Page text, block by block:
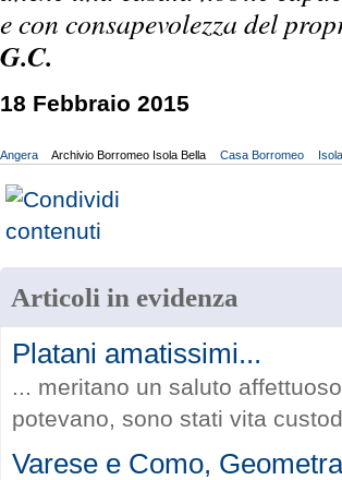
e con consapevolezza del
G.C.
18 Febbraio 2015
Angera Archivio Borromeo Isola Bella Casa Borromeo
Articoli in evidenza
Platani amatissimi...
... meritano un saluto
potevano, sono stati vita
Varese e Como,